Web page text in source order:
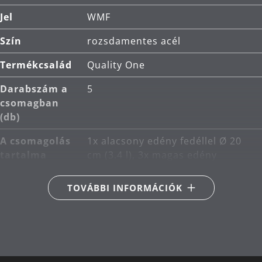
Jel
WMF
Szín
rozsdamentes acél
Termékcsalád
Quality One
Darabszám a
csomagban
(db)
5
A csomagolás
1x alacsony edény fedéllel Ø 20
(4.1 l), Ø 24 cm (6.8 l), 1x lábas
fedél nélkül Ø 16 cm (1.7 l)
Indukciós
Megfelelő indukciós
TOVÁBBI INFORMÁCIÓK